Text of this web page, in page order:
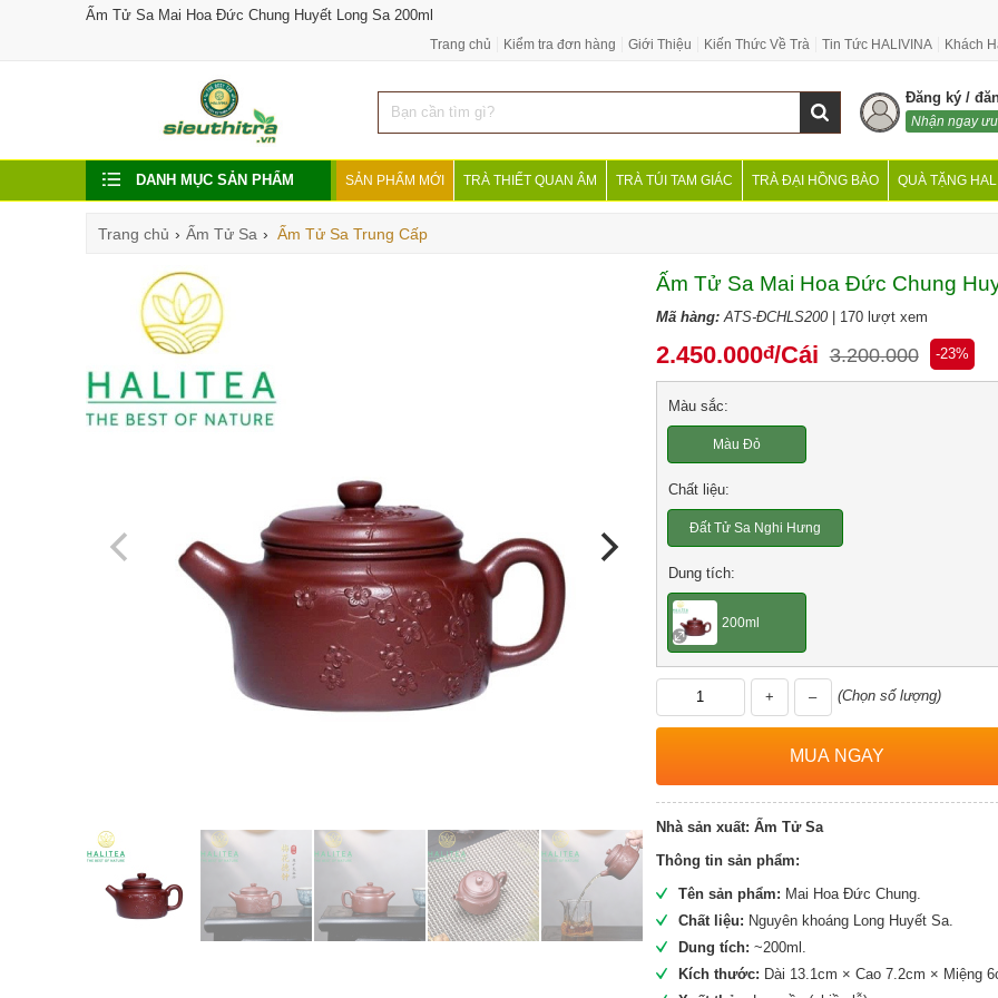
Ấm Tử Sa Mai Hoa Đức Chung Huyết Long Sa 200ml
Trang chủ Kiểm tra đơn hàng Giới Thiệu Kiến Thức Về Trà Tin Tức HALIVINA Khách
Đăng ký /
Nhận ngay
DANH MỤC SẢN PHẨM SẢN PHẨM MỚI TRÀ THIẾT QUAN ÂM TRÀ TÚI TAM GIÁC TRÀ ĐẠI HỒNG BÀO QUÀ TẶNG
Trang chủ › Ấm Tử Sa › Ấm Tử Sa Trung Cấp
Ấm Tử Sa Mai Hoa Đức Chung
Mã hàng:ATS-ĐCHLS200| 170 lượt xem
2.450.000đ/Cái 3.200.000 -23%
Màu sắc:
Màu Đỏ
Chất liệu:
Đất Tử Sa Nghi Hưng
Dung tích:
200ml
+ – (Chọn số lượng)
Nhà sản xuất: Ấm Tử Sa
Thông tin sản phẩm:
Tên sản phẩm: Mai Hoa Đức Chung.
Chất liệu: Nguyên khoáng Long Huyết Sa.
Dung tích: ~200ml.
Kích thước: Dài 13.1cm × Cao 7.2cm × Miệng